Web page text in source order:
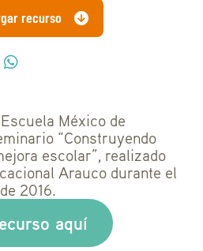
recurso
México de
“Construyendo
escolar”, realizado
Arauco durante el
2016.
aquí